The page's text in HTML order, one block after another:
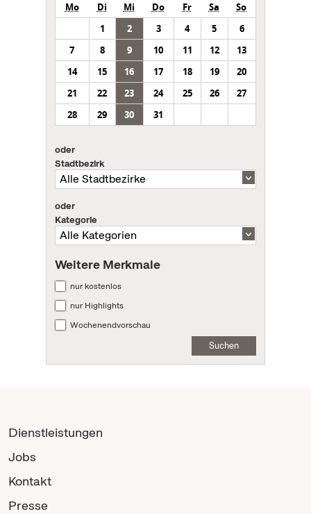
Mo Di Mi Do Fr Sa
So
1
2 3 4 5
6
7
8 9 10 11 12
13
14
15 16 17 18 19
20
21
22 23 24 25 26
27
28
29 30 31
oder
Stadtbezirk
oder
Kategorie
Weitere Merkmale
nur kostenlos
nur Highlights
Wochenendvorschau
Suchen
Dienstleistungen
Jobs
Kontakt
Presse